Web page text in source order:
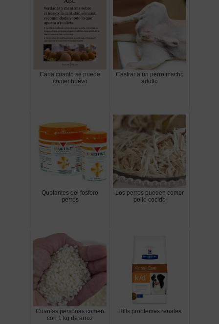
Cada cuanto se puede
comer huevo
Castrar a un perro macho
adulto
Quelantes del fosforo
perros
Los perros pueden comer
pollo cocido
Cuantas personas comen
con 1 kg de arroz
Hills problemas renales